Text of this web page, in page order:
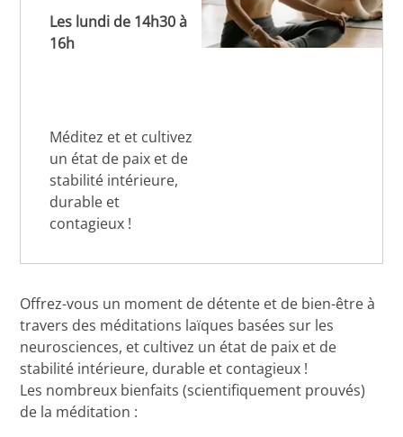
Les lundi de 14h30 à
16h
Méditez et et cultivez
un état de paix et de
stabilité intérieure,
durable et
contagieux !
Offrez-vous un moment de détente et de bien-être à
travers des méditations laïques basées sur les
neurosciences, et cultivez un état de paix et de
stabilité intérieure, durable et contagieux !
Les nombreux bienfaits (scientifiquement prouvés)
de la méditation :